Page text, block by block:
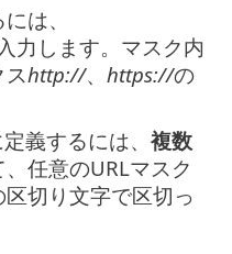
は、
力します。マスク内
http://、 https://の
義するには、 複数
任意のURLマスク
切り文字で区切っ